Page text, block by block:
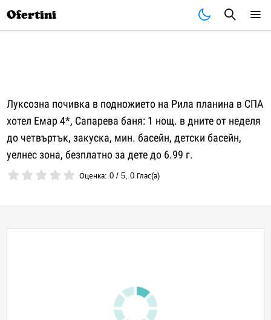
Ofertini
Луксозна почивка в подножието на Рила планина в СПА
хотел Емар 4*, Сапарева баня: 1 нощ. в дните от неделя
до четвъртък, закуска, мин. басейн, детски басейн,
уелнес зона, безплатно за дете до 6.99 г.
Оценка:0 /5,0 Глас(а)